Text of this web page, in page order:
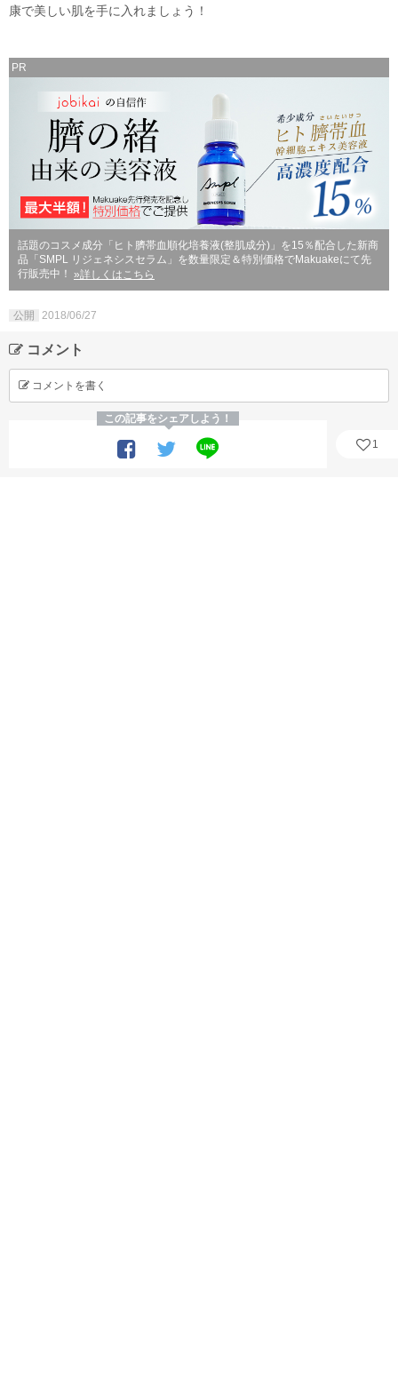
康で美しい肌を手に入れましょう！
PR
話題のコスメ成分「ヒト臍帯血順化培養液(整肌成分)」を15％配合した新商
品「SMPL リジェネシスセラム」を数量限定＆特別価格でMakuakeにて先
行販売中！ »詳しくはこちら
公開 2018/06/27
コメント
コメントを書く
この記事をシェアしよう！
1